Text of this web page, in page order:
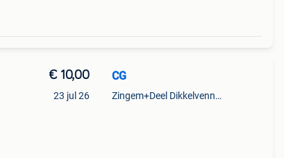
€ 10,00
23 jul 26
CG
Zingem+Deel Dikkelvenne En Nederzwalm-Hermelgem